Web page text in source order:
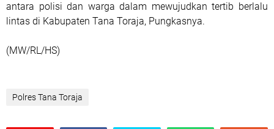
antara polisi dan warga dalam mewujudkan tertib berlalu
lintas di Kabupaten Tana Toraja, Pungkasnya.
(MW/RL/HS)
Polres Tana Toraja